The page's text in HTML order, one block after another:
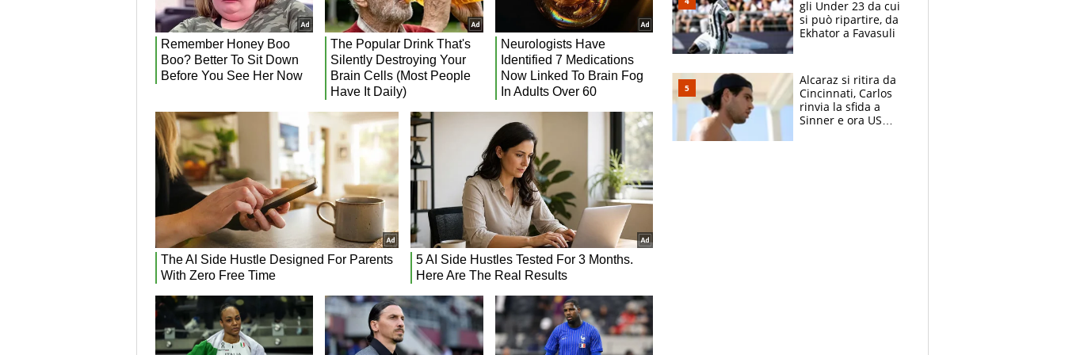
gli Under 23 da cui
si può ripartire, da
Ekhator a Favasuli
Alcaraz si ritira da
Cincinnati, Carlos
rinvia la sfida a
Sinner e ora US